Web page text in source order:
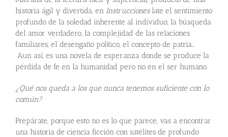
historia ágil y divertida, en Instrucciones late el sentimiento
profundo de la soledad inherente al individuo, la búsqueda
del amor verdadero, la complejidad de las relaciones
familiares, el desengaño político, el concepto de patria…
Aun así, es una novela de esperanza donde se produce la
pérdida de fe en la humanidad pero no en el ser humano.
¿Qué nos queda a los que nunca tenemos suficiente con lo
común?
Prepárate, porque esto no es lo que parece, vas a encontrar
una historia de ciencia ficción con satélites de profundo